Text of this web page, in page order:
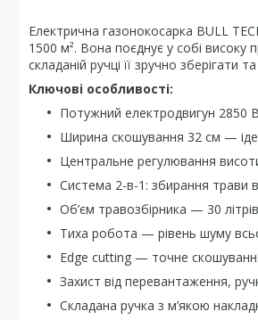
Електрична газонокосарка BULL
1500 м². Вона поєднує у собі високу
складаній ручці її зручно зберігати
Ключові особливості:
Потужний електродвигун 2850
Ширина скошування 32 см —
Центральне регулювання
Система 2-в-1: збирання трави
Об’єм травозбірника — 30
Тиха робота — рівень шуму
Edge cutting — точне
Захист від перевантаження,
Складана ручка з м’якою